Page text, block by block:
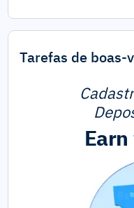
Tarefas de boas-
Earn